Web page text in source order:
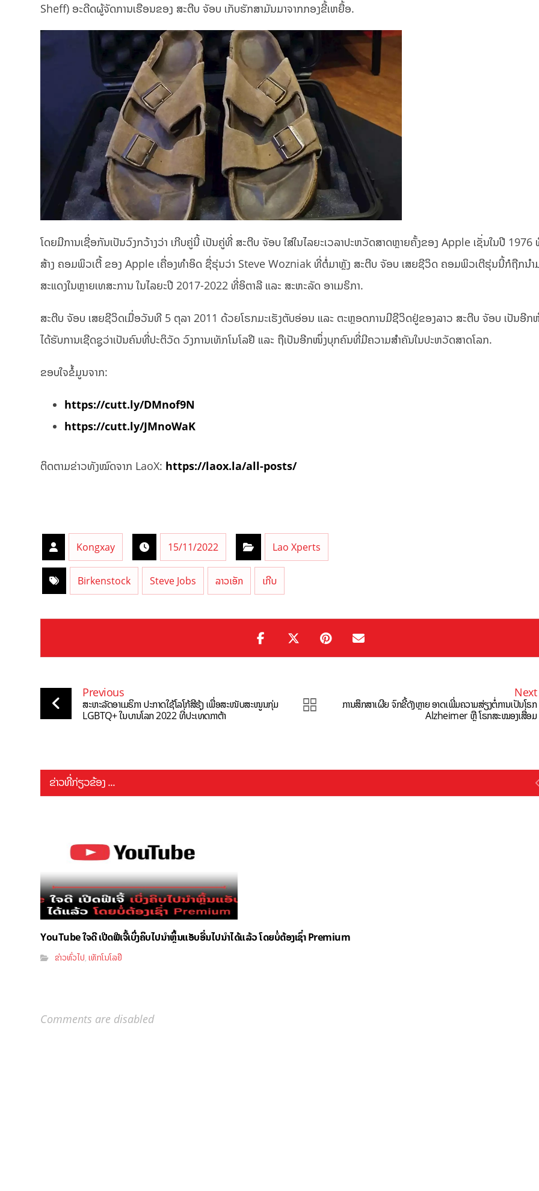
Sheff) ອະດີດຜູ້ຈັດການເຮືອນຂອງ ສະຕີບ ຈັອບ ເກັບຮັກສາມັນມາຈາກກອງຂີ້ເຫຍື້ອ.
ໂດຍມີການເຊື່ອກັນເປັນວົງກວ້າງວ່າ ເກີບຄູ່ນີ້ ເປັນຄູ່ທີ່ ສະຕີບ ຈັອບ ໃສ່ໃນໄລຍະເວລາປະຫວັດສາດຫຼາຍຄັ້ງຂອງ Apple ເຊັ່ນໃນປີ 1976
ສ້າງ ຄອມພິວເຕີ້ ຂອງ Apple ເຄື່ອງທຳອິດ ຊື່ຮຸ່ນວ່າ Steve Wozniak ທີ່ຕໍ່ມາຫຼັງ ສະຕີບ ຈັອບ ເສຍຊີວິດ ຄອມພິວເຕີຮຸ່ນນີ້ກໍຖືກນຳ
ສະແດງໃນຫຼາຍເທສະການ ໃນໄລຍະປີ 2017-2022 ທີ່ອິຕາລີ ແລະ ສະຫະລັດ ອາເມຣິກາ.
ສະຕີບ ຈັອບ ເສຍຊີວິດເມື່ອວັນທີ 5 ຕຸລາ 2011 ດ້ວຍໂຣກມະເຮັງຕັບອ່ອນ ແລະ ຕະຫຼອດການມີຊີວິດຢູ່ຂອງລາວ ສະຕີບ ຈັອບ ເປັນອີ
ໄດ້ຮັບການເຊີດຊູວ່າເປັນຄົນທີ່ປະຕິວັດ ວົງການເທັກໂນໂລຢີ ແລະ ຖືເປັນອີກໜຶ່ງບຸກຄົນທີ່ມີຄວາມສຳຄັນໃນປະຫວັດສາດໂລກ.
ຂອບໃຈຂໍ້ມູນຈາກ:
https://cutt.ly/DMnof9N
https://cutt.ly/JMnoWaK
ຕິດຕາມຂ່າວທັງໝົດຈາກ LaoX: https://laox.la/all-posts/
Kongxay 15/11/2022 Lao Xperts
Birkenstock Steve Jobs ລາວເອັກ ເກີບ
Previous
ສະຫະລັດອາເມຣິກາ ປະກາດໃຊ້ໂລໂກ້ສີຮຸ້ງ ເພື່ອສະໜັບສະໜູນກຸ່ມ
LGBTQ+ ໃນບານໂລກ 2022 ທີ່ປະເທດກາຕ້າ
Next
ການສຶກສາເຜີຍ ຈົກຂີ້ດັງຫຼາຍ ອາດເພີ່ມຄວາມສ່ຽງຕໍ່ການເປັນໂຣກ
Alzheimer ຫຼື ໂຣກສະໝອງເສື່ອມ
ຂ່າວທີ່ກ່ຽວຂ້ອງ ...
YouTube ໃຈດີ ເປີດຟີເຈີ້ເບິ່ງຄິບໄປນຳຫຼິ້ນແອັບອື່ນໄປນຳໄດ້ແລ້ວ ໂດຍບໍ່ຕ້ອງເຊົ່າ Premium
ຂ່າວທົ່ວໄປ,ເທັກໂນໂລຢີ
Comments are disabled